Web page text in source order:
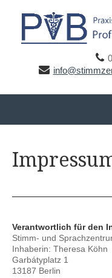
Verantwortlich für den
Stimm- und
Inhaberin: Theresa Köhn
Garbátyplatz 1
13187 Berlin